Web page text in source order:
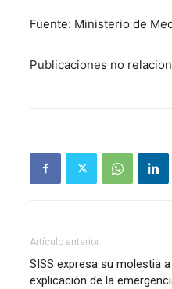
Fuente: Ministerio de
Publicaciones no
Artículo anterior
SISS expresa su molestia
explicación de la